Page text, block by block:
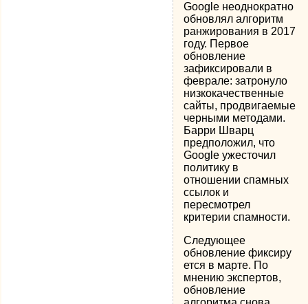
Google неоднократно
обновлял алгоритм
ранжирования в 2017
году. Первое
обновление
зафиксировали в
феврале: затронуло
низкокачественные
сайты, продвигаемые
черными методами.
Барри Шварц
предположил, что
Google ужесточил
политику в
отношении спамных
ссылок и
пересмотрел
критерии спамности.
Следующее
обновление фиксиру
ется в марте. По
мнению экспертов,
обновление